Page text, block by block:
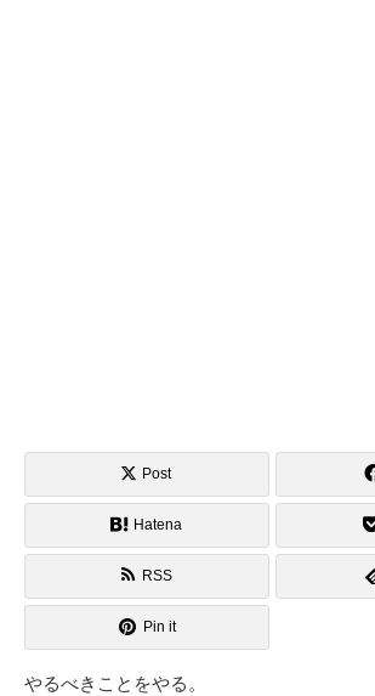
Post
Hatena
RSS
Pin it
やるべきことをやる。